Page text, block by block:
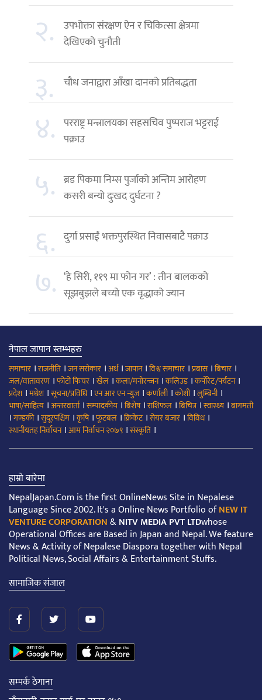
२. उपभोक्ता संरक्षण ऐन र चिकित्सा क्षेत्रमा
देखिएको चुनौती
३. चौध जनाद्वारा आँखा दानको प्रतिबद्धता
४. परराष्ट्र मन्त्रालयका सहसचिव पुष्पराज भट्टराई
पक्राउ
५. ब्रड पिकमा निम्स पुर्जाको अन्तिम आरोहण
कसरी बन्यो दुःखद दुर्घटना ?
६. दुर्गा प्रसाईं भक्तपुरस्थित निवासबाटै पक्राउ
७. ‘हे सिरी, ११९ मा फोन गर’ : तीन बालकको
सूझबुझले बच्यो एक वृद्धाको ज्यान
नेपाल जापान स्तम्भहरु
समाचार ।राजनीति ।जन सरोकार ।अर्थ।जापान।विश्व समाचार ।प्रबास।बिचार ।
जल/वातावरण ।फोटो फिचर ।खेल ।कला/मनोरन्जन।कलिउड।कर्पोरेट/पर्यटन।
प्रदेश।मधेश।सूचना/प्रविधि।एन आर एन न्युज।कर्णाली।कोशी।लुम्बिनी।
भाषा/साहित्य ।अन्तरवार्ता।सम्पादकीय ।बिशेष।राशिफल ।बिचित्र।स्वास्थ्य ।बागमती
।गण्डकी।सुदूरपश्चिम ।कृषि।फूटबल ।क्रिकेट।सेयर बजार ।विविध।
स्थानीयतह निर्वाचन।आम निर्वाचन २०७९ ।संस्कृति ।
हाम्रो बारेमा
NepalJapan.Com is the first OnlineNews Site in Nepalese
Language Since 2002. It's a Online News Portfolio ofNEW IT
VENTURE CORPORATION&NITV MEDIA PVT LTDwhose
Operational Offices are Based in Japan and Nepal. We feature
News & Activity of Nepalese Diaspora together with Nepal
Political News, Social Affairs & Entertainment Stuffs.
सामाजिक संजाल
सम्पर्क ठेगाना